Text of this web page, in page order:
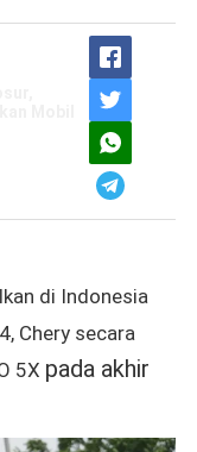
di Indonesia
Chery secara
5X pada akhir